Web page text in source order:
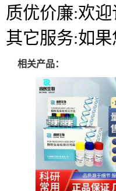
质优价廉:欢
其它服务:如
相关产品：